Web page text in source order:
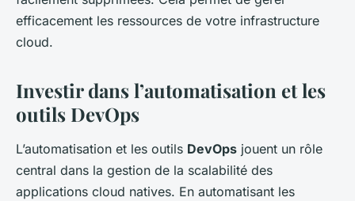
efficacement les ressources de votre infrastructure
cloud.
Investir dans l’automatisation et les
outils DevOps
L’automatisation et les outils DevOps jouent un rôle
central dans la gestion de la scalabilité des
applications cloud natives. En automatisant les